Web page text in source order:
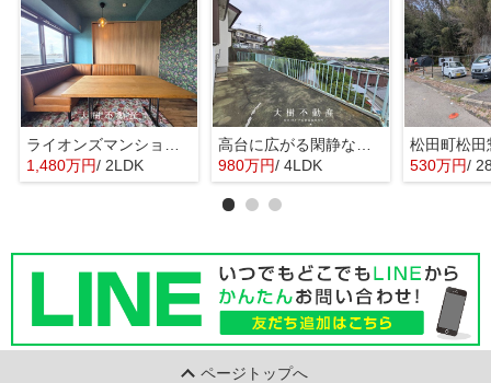
1,480万円/ 2LDK
980万円/ 4LDK 530万円/
ページトップへ